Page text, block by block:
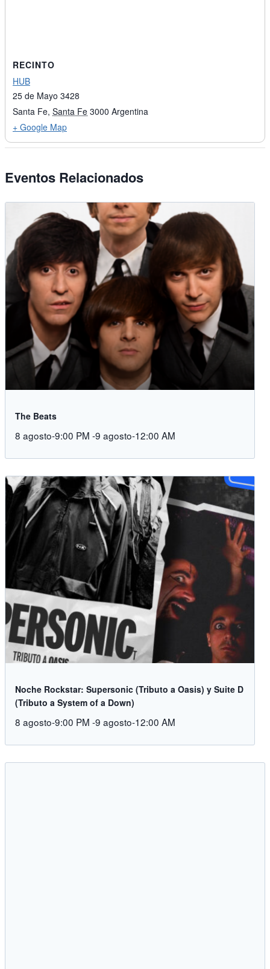
RECINTO
HUB
25 de Mayo 3428
Santa Fe, Santa Fe 3000 Argentina
+ Google Map
Eventos Relacionados
The Beats
8 agosto-9:00 PM -9 agosto-12:00 AM
Noche Rockstar: Supersonic (Tributo a Oasis) y Suite D
(Tributo a System of a Down)
8 agosto-9:00 PM -9 agosto-12:00 AM